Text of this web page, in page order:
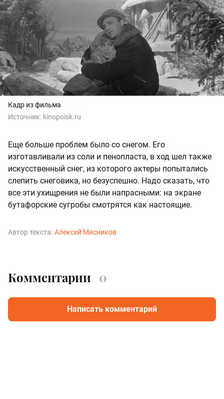
Кадр из фильма
Источник: kinopoisk.ru
Еще больше проблем было со снегом. Его
изготавливали из соли и пенопласта, в ход шел также
искусственный снег, из которого актеры попытались
слепить снеговика, но безуспешно. Надо сказать, что
все эти ухищрения не были напрасными: на экране
бутафорские сугробы смотрятся как настоящие.
Автор текста: Алексей Мясников
Комментарии 0
Написать комментарий